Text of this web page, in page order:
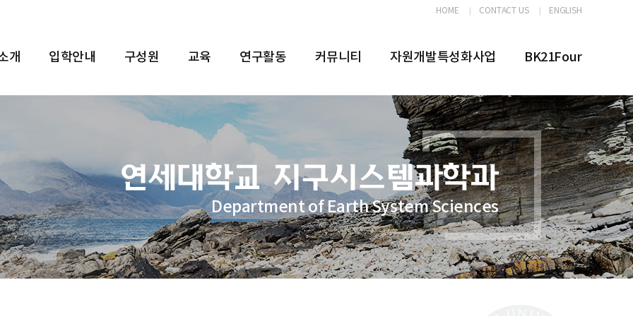
HOME CONTACT US ENGLISH
개 입학안내 구성원 교육 연구활동 커뮤니티 자원개발특성화사업 BK21Four
Department of Earth System Sciences